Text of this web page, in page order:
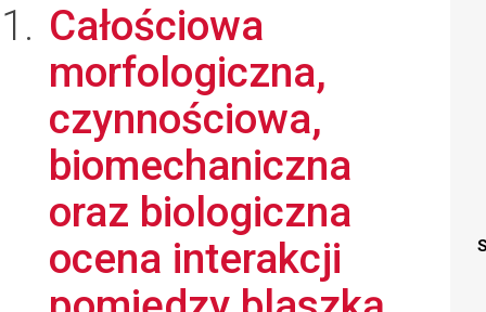
Całościowa
morfologiczna,
czynnościowa,
biomechaniczna
oraz biologiczna
ocena interakcji